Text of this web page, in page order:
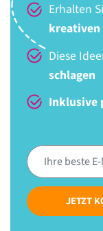
Erhalten
kreativen
Diese
schlagen
Inklusive
JETZT